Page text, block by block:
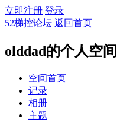
立即注册 登录
52梯控论坛 返回首页
olddad的个人空间
空间首页
记录
相册
主题